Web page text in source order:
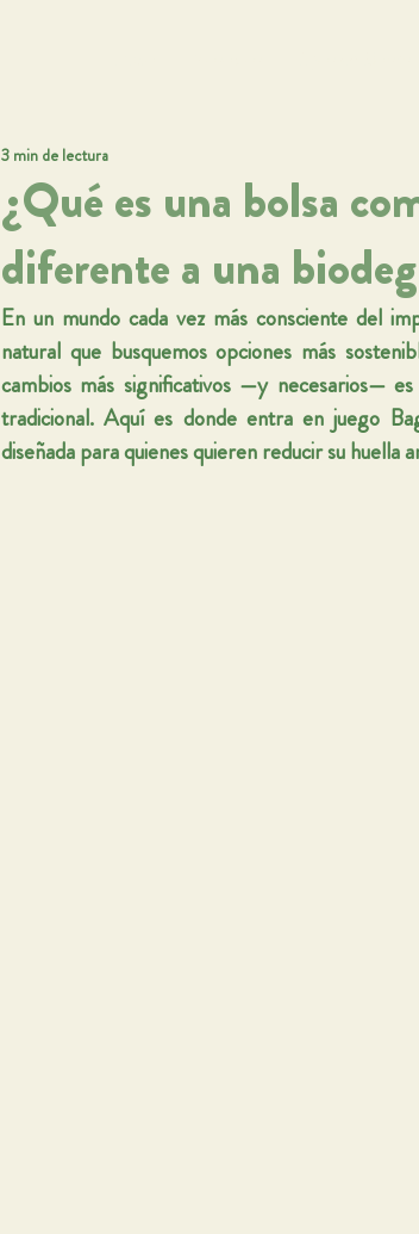
¿Qué es una bolsa
diferente a una
3 min de lectura
En un mundo cada vez más consciente del
natural que busquemos opciones más
cambios más significativos —y necesarios—
tradicional. Aquí es donde entra en juego
diseñada para quienes quieren reducir su huella